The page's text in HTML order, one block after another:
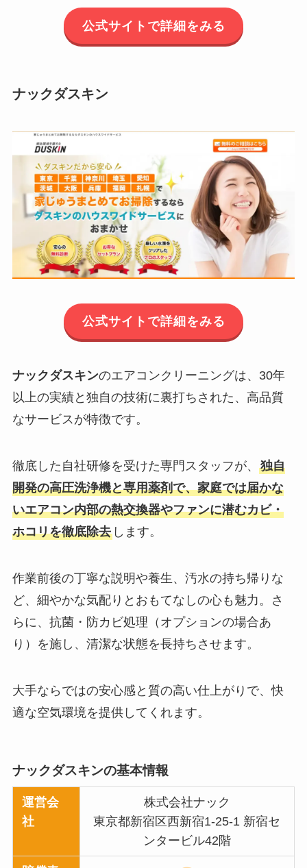
公式サイトで詳細をみる
ナックダスキン
公式サイトで詳細をみる
ナックダスキンのエアコンクリーニングは、30年
以上の実績と独自の技術に裏打ちされた、高品質
なサービスが特徴です。
徹底した自社研修を受けた専門スタッフが、 独自
開発の高圧洗浄機と専用薬剤で、家庭では届かな
いエアコン内部の熱交換器やファンに潜むカビ・
ホコリを徹底除去します。
作業前後の丁寧な説明や養生、汚水の持ち帰りな
ど、細やかな気配りとおもてなしの心も魅力。さ
らに、抗菌・防カビ処理（オプションの場合あ
り）を施し、清潔な状態を長持ちさせます。
大手ならではの安心感と質の高い仕上がりで、快
適な空気環境を提供してくれます。
ナックダスキンの基本情報
運営会
社
株式会社ナック
東京都新宿区西新宿1-25-1 新宿セ
ンタービル42階